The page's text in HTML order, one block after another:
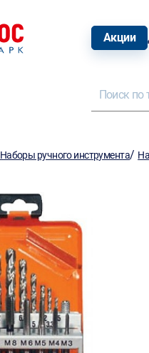
Акции
Наборы ручного инструмента/